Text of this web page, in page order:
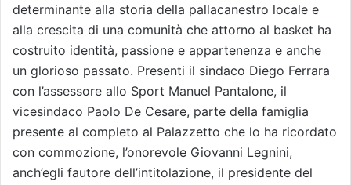
determinante alla storia della pallacanestro locale e
alla crescita di una comunità che attorno al basket ha
costruito identità, passione e appartenenza e anche
un glorioso passato. Presenti il sindaco Diego Ferrara
con l’assessore allo Sport Manuel Pantalone, il
vicesindaco Paolo De Cesare, parte della famiglia
presente al completo al Palazzetto che lo ha ricordato
con commozione, l’onorevole Giovanni Legnini,
anch’egli fautore dell’intitolazione, il presidente del